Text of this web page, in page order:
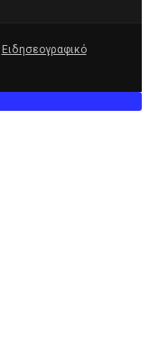
Ειδησεογραφικό